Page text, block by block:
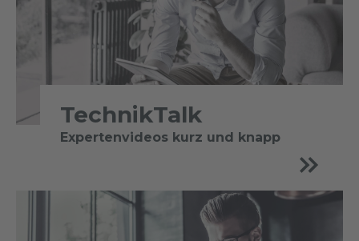
TechnikTalk
Expertenvideos kurz und knapp